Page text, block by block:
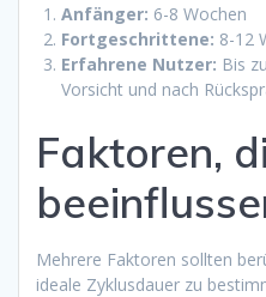
Anfänger: 6-8 Wochen
Fortgeschrittene: 8-12
Erfahrene Nutzer: Bis
Vorsicht und nach
Faktoren,
Mehrere Faktoren sollten
ideale Zyklusdauer zu